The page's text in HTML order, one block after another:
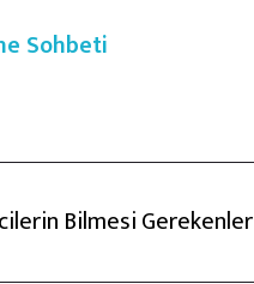
Sohbeti
Bilmesi Gerekenler